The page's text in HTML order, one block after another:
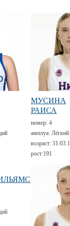
МУСИНА
РАИСА
номер: 4
амплуа:
возраст:
рост:191